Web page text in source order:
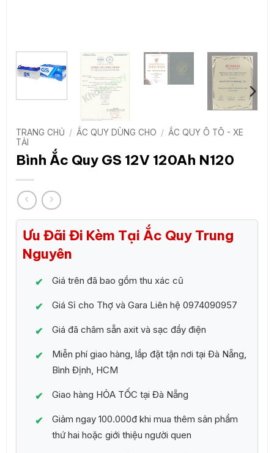
TRANG CHỦ / ẮC QUY DÙNG CHO / ẮC QUY Ô TÔ - XE
TẢI
Bình Ắc Quy GS 12V 120Ah N120
Ưu Đãi Đi Kèm Tại Ắc Quy Trung
Nguyên
Giá trên đã bao gồm thu xác cũ
Giá Sỉ cho Thợ và Gara Liên hệ 0974090957
Giá đã châm sẵn axit và sạc đầy điện
Miễn phí giao hàng, lắp đặt tận nơi tại Đà Nẵng,
Bình Định, HCM
Giao hàng HỎA TỐC tại Đà Nẵng
Giảm ngay 100.000đ khi mua thêm sản phẩm
thứ hai hoặc giới thiệu người quen